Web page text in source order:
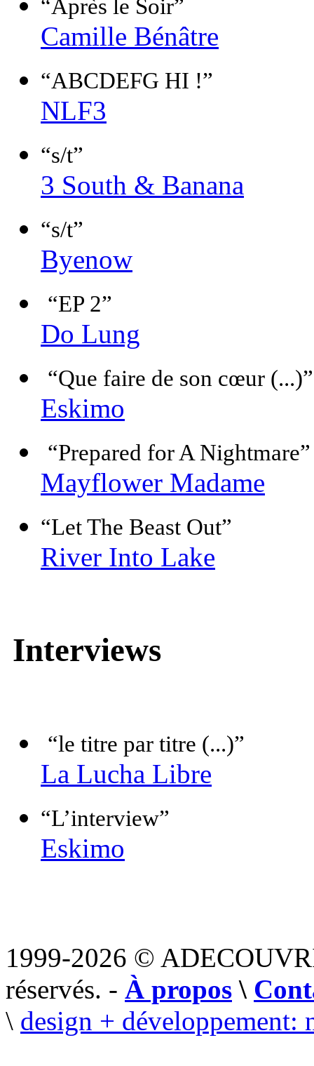
“Après le Soir”
Camille Bénâtre
“ABCDEFG HI !”
NLF3
“s/t”
3 South & Banana
“s/t”
Byenow
“EP 2”
Do Lung
“Que faire de son cœur (...)”
Eskimo
“Prepared for A Nightmare”
Mayflower Madame
“Let The Beast Out”
River Into Lake
Interviews
“le titre par titre (...)”
La Lucha Libre
“L’interview”
Eskimo
1999-2026 ©
réservés. - À propos \
\ design + développement: